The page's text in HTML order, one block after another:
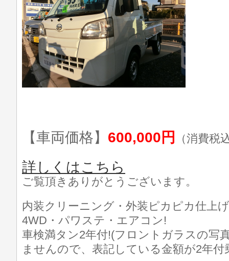
【車両価格】 600,000円 （消費税
詳しくはこちら
ご覧頂きありがとうございます。
内装クリーニング・外装ピカピカ仕上
4WD・パワステ・エアコン!
車検満タン2年付!(フロントガラスの写
ませんので、表記している金額が2年